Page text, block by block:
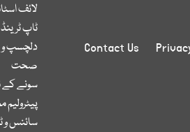
Contact Us
لائف
ٹاپ ٹرینڈ
دلچسپ
صحت
سونے کے
سائنس و